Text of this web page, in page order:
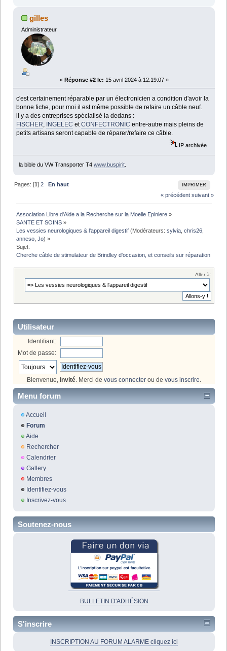
gilles
Administrateur
« Réponse #2 le: 15 avril 2024 à 12:19:07 »
c'est certainement réparable par un électronicien a condition d'avoir la
bonne fiche, pour moi il est même possible de refaire un câble neuf.
il y a des entreprises spécialisé la dedans :
FISCHER, INGELEC etCONFECTRONIC entre-autre mais pleins de
petits artisans seront capable de réparer/refaire ce câble.
IP archivée
la bible du VW Transporter T4 www.buspirit.
IMPRIMER
Pages: [1]2
En haut
« précédent suivant »
Association Libre d'Aide a la Recherche sur la Moelle Epiniere »
SANTE ET SOINS »
Les vessies neurologiques & l'appareil digestif (Modérateurs:sylvia ,chris26
anneso ,Jo) »
Sujet:
Cherche câble de stimulateur de Brindley d'occasion, et conseils sur réparation
Aller à:
Utilisateur
Identifiant:
Mot de passe:
Bienvenue, Invité . Merci de vous connecter ou de vous inscrire
Menu forum
Accueil
Forum
Aide
Rechercher
Calendrier
Gallery
Membres
Identifiez-vous
Inscrivez-vous
Soutenez-nous
BULLETIN D'ADHÉSION
S'inscrire
INSCRIPTION AU FORUM ALARME cliquez ici